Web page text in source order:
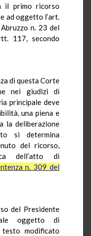
il primo ricorso
ad oggetto l’art.
n. 23 del
117, secondo
di questa Corte
nei giudizi di
principale deve
una piena e
la deliberazione
si determina
del ricorso,
dell’atto di
n. 309 del
del Presidente
oggetto di
testo modificato